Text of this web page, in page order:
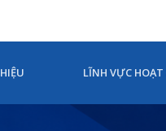
LĨNH VỰC